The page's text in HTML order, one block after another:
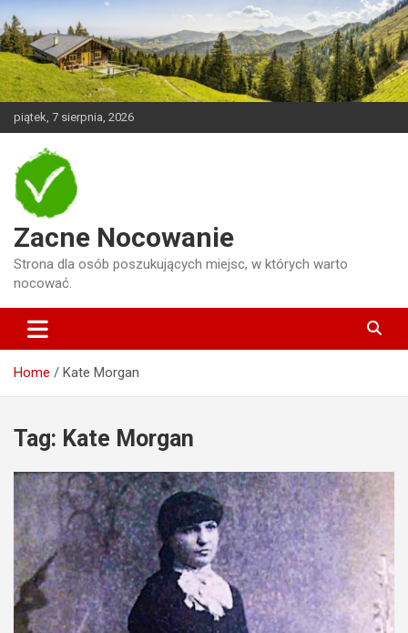
Skip
to
content
piątek, 7 sierpnia, 2026
Zacne Nocowanie
Strona dla osób poszukujących miejsc, w których warto
nocować.
Home Kate Morgan
Tag: Kate Morgan